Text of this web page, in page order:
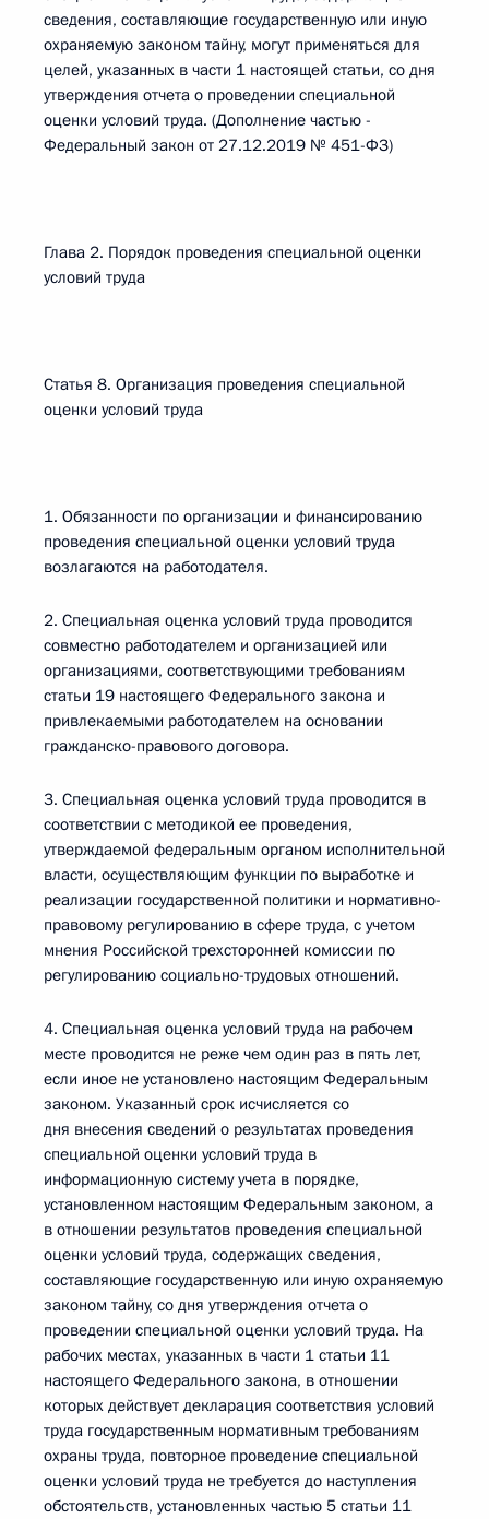
сведения, составляющие государственную или иную
охраняемую законом тайну, могут применяться для
целей, указанных в части 1 настоящей статьи, со дня
утверждения отчета о проведении специальной
оценки условий труда. (Дополнение частью -
Федеральный закон от 27.12.2019 № 451-ФЗ)
Глава 2. Порядок проведения специальной оценки
условий труда
Статья 8. Организация проведения специальной
оценки условий труда
1. Обязанности по организации и финансированию
проведения специальной оценки условий труда
возлагаются на работодателя.
2. Специальная оценка условий труда проводится
совместно работодателем и организацией или
организациями, соответствующими требованиям
статьи 19 настоящего Федерального закона и
привлекаемыми работодателем на основании
гражданско-правового договора.
3. Специальная оценка условий труда проводится в
соответствии с методикой ее проведения,
утверждаемой федеральным органом исполнительной
власти, осуществляющим функции по выработке и
реализации государственной политики и нормативно-
правовому регулированию в сфере труда, с учетом
мнения Российской трехсторонней комиссии по
регулированию социально-трудовых отношений.
4. Специальная оценка условий труда на рабочем
месте проводится не реже чем один раз в пять лет,
если иное не установлено настоящим Федеральным
законом. Указанный срок исчисляется со
дня внесения сведений о результатах проведения
специальной оценки условий труда в
информационную систему учета в порядке,
установленном настоящим Федеральным законом, а
в отношении результатов проведения специальной
оценки условий труда, содержащих сведения,
составляющие государственную или иную охраняемую
законом тайну, со дня утверждения отчета о
проведении специальной оценки условий труда. На
рабочих местах, указанных в части 1 статьи 11
настоящего Федерального закона, в отношении
которых действует декларация соответствия условий
труда государственным нормативным требованиям
охраны труда, повторное проведение специальной
оценки условий труда не требуется до наступления
обстоятельств, установленных частью 5 статьи 11